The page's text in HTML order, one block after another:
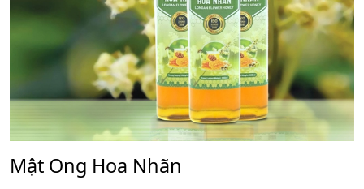
Mật Ong Hoa Nhãn